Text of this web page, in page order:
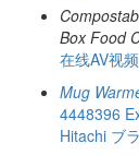
Box Food
在线AV视频
Mug
4448396
Hitachi ブ